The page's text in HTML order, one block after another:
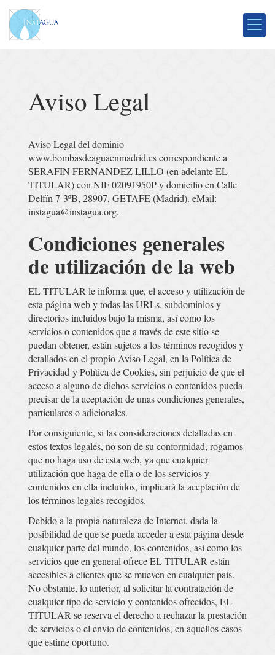
Aviso Legal
Aviso Legal del dominio
www.bombasdeaguaenmadrid.escorrespondiente a
SERAFIN FERNANDEZ LILLO (en adelante EL
TITULAR) con NIF02091950Py domicilio en Calle
Delfín 7-3ºB, 28907, GETAFE(Madrid). eMail:
instagua@instagua.org.
Condiciones generales
de utilización de la web
EL TITULAR le informa que, el acceso y utilización de
esta página web y todas las URLs, subdominios y
directorios incluidos bajo la misma, así como los
servicios o contenidos que a través de este sitio se
puedan obtener, están sujetos a los términos recogidos y
detallados en el propio Aviso Legal, en la Política de
Privacidad y Política de Cookies, sin perjuicio de que el
acceso a alguno de dichos servicios o contenidos pueda
precisar de la aceptación de unas condiciones generales,
particulares o adicionales.
Por consiguiente, si las consideraciones detalladas en
estos textos legales, no son de su conformidad, rogamos
que no haga uso de esta web, ya que cualquier
utilización que haga de ella o de los servicios y
contenidos en ella incluidos, implicará la aceptación de
los términos legales recogidos.
Debido a la propia naturaleza de Internet, dada la
posibilidad de que se pueda acceder a esta página desde
cualquier parte del mundo, los contenidos, así como los
servicios que en general ofrece EL TITULAR están
accesibles a clientes que se mueven en cualquier país.
No obstante, lo anterior, al solicitar la contratación de
cualquier tipo de servicio y contenidos ofrecidos, EL
TITULAR se reserva el derecho a rechazar la prestación
de servicios o el envío de contenidos, en aquellos casos
que estime oportuno.